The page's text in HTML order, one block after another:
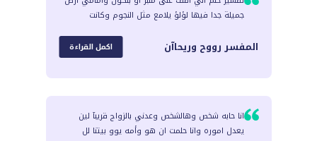
جميلة جدا فيها لؤلؤ يلامع مثل النجوم وكانت
المفسر رووح وريحاآن اكمل القراءة
انا حابه شخص وهالشخص وعدني بالزواج قريبآ لين
يعدل اموره وانا حلمت ان هو وأمه يوو بيتنا لل